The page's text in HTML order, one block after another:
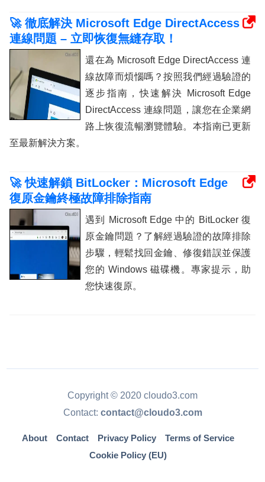
🚀 徹底解決 Microsoft Edge DirectAccess
連線問題 – 立即恢復無縫存取！
還在為 Microsoft Edge DirectAccess 連
線故障而煩惱嗎？按照我們經過驗證的
逐步指南，快速解決 Microsoft Edge
DirectAccess 連線問題，讓您在企業網
路上恢復流暢瀏覽體驗。本指南已更新
至最新解決方案。
🚀 快速解鎖 BitLocker：Microsoft Edge
復原金鑰終極故障排除指南
遇到 Microsoft Edge 中的 BitLocker 復
原金鑰問題？了解經過驗證的故障排除
步驟，輕鬆找回金鑰、修復錯誤並保護
您的 Windows 磁碟機。專家提示，助
您快速復原。
Copyright © 2020 cloudo3.com
Contact: contact@cloudo3.com
About Contact Privacy Policy
Terms of Service
Cookie Policy (EU)